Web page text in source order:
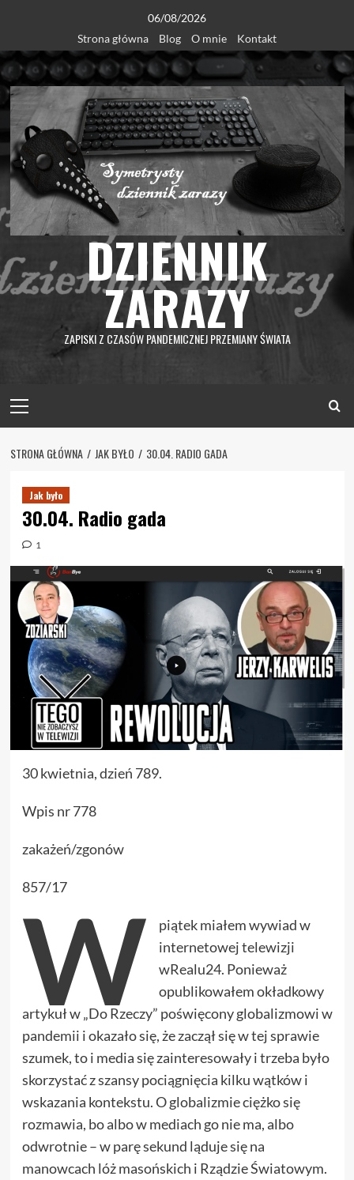
content
06/08/2026
Strona główna
Blog O mnie Kontakt
DZIENNIK
ZARAZY
ZAPISKI Z CZASÓW PANDEMICZNEJ PRZEMIANY ŚWIATA
Menu
STRONA GŁÓWNA JAK BYŁO 30.04. RADIO GADA
Jak było
30.04. Radio gada
1
30 kwietnia, dzień 789.
Wpis nr 778
zakażeń/zgonów
857/17
W
piątek miałem wywiad w
internetowej telewizji
wRealu24. Ponieważ
opublikowałem okładkowy
artykuł w „Do Rzeczy” poświęcony globalizmowi w
pandemii i okazało się, że zaczął się w tej sprawie
szumek, to i media się zainteresowały i trzeba było
skorzystać z szansy pociągnięcia kilku wątków i
wskazania kontekstu. O globalizmie ciężko się
rozmawia, bo albo w mediach go nie ma, albo
odwrotnie – w parę sekund ląduje się na
manowcach lóż masońskich i Rządzie Światowym.